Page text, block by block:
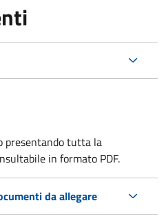
presentando tutta la
in formato PDF.
da allegare